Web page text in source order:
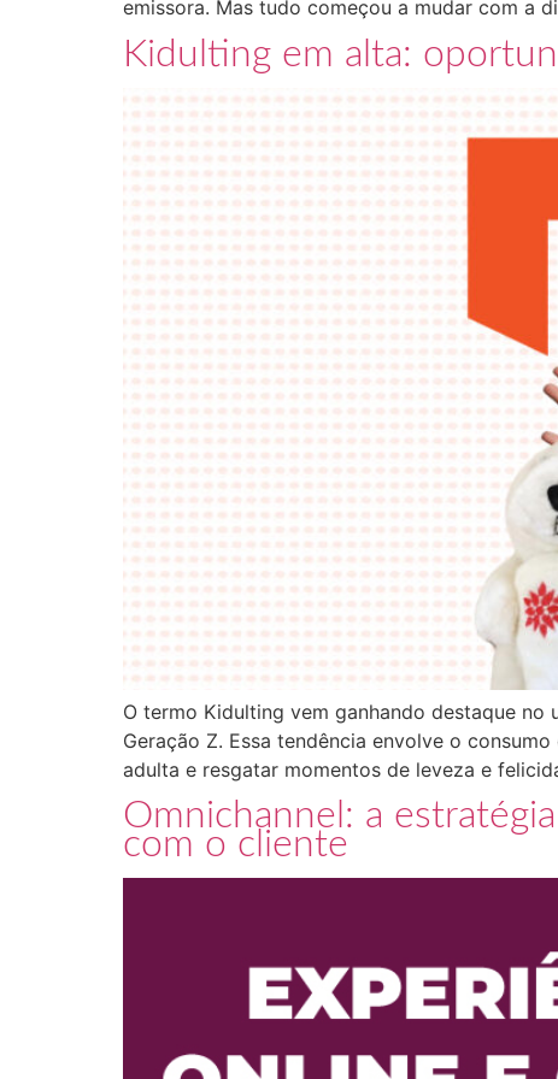
emissora. Mas tudo começou a mudar com a
Kidulting em alta:
O termo Kidulting vem ganhando destaque
Geração Z. Essa tendência envolve o
adulta e resgatar momentos de leveza e
Omnichannel: a
com o cliente